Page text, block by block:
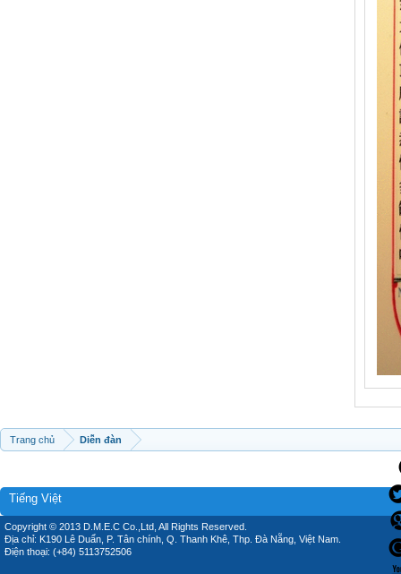
Trang chủ Diễn đàn
Tiếng Việt
Copyright © 2013 D.M.E.C Co.,Ltd, All Rights Reserved.
Địa chỉ: K190 Lê Duẩn, P. Tân chính, Q. Thanh Khê, Thp. Đà Nẵng, Việt Nam.
Điện thoại: (+84) 5113752506